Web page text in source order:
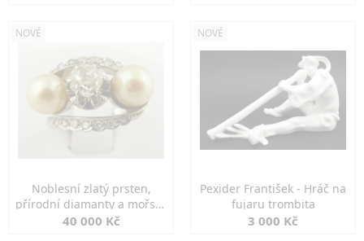
NOVÉ
Noblesní zlatý prsten,
přírodní diamanty a mořské
perly
40 000 Kč
NOVÉ
Pexider František - Hráč na
fujaru trombita
3 000 Kč